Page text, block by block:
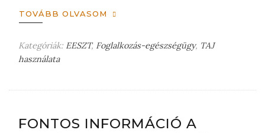
TOVÁBB OLVASOM
Kategóriák: EESZT, Foglalkozás-egészségügy, TAJ
használata
o
FONTOS INFORMÁCIÓ A